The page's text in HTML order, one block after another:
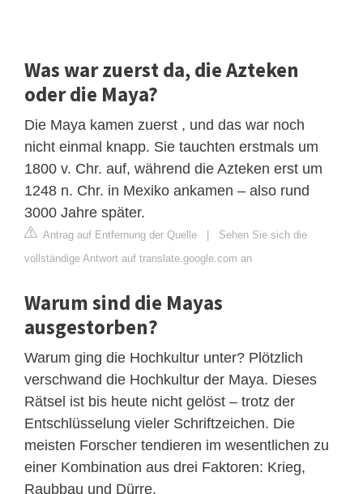
Was war zuerst da, die Azteken
oder die Maya?
Die Maya kamen zuerst , und das war noch
nicht einmal knapp. Sie tauchten erstmals um
1800 v. Chr. auf, während die Azteken erst um
1248 n. Chr. in Mexiko ankamen – also rund
3000 Jahre später.
Antrag auf Entfernung der Quelle | Sehen Sie sich die
vollständige Antwort auf translate.google.com an
Warum sind die Mayas
ausgestorben?
Warum ging die Hochkultur unter? Plötzlich
verschwand die Hochkultur der Maya. Dieses
Rätsel ist bis heute nicht gelöst – trotz der
Entschlüsselung vieler Schriftzeichen. Die
meisten Forscher tendieren im wesentlichen zu
einer Kombination aus drei Faktoren: Krieg,
Raubbau und Dürre.